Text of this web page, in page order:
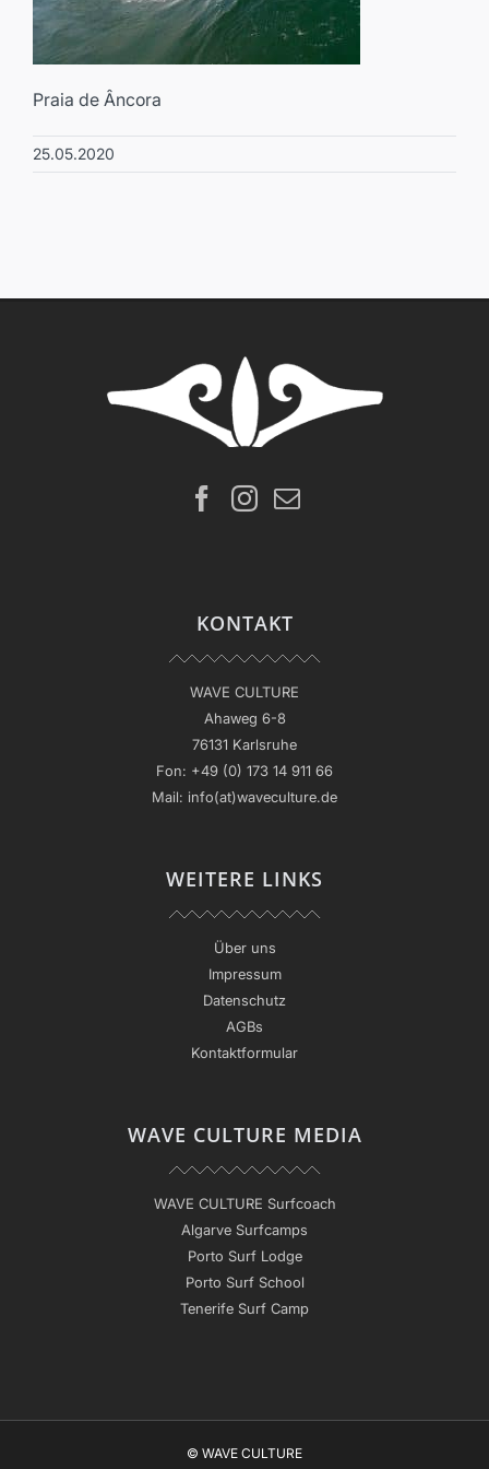
Praia de Âncora
25.05.2020
KONTAKT
WAVE CULTURE
Ahaweg 6-8
76131 Karlsruhe
Fon: +49 (0) 173 14 911 66
Mail: info(at)waveculture.de
WEITERE LINKS
Über uns
Impressum
Datenschutz
AGBs
Kontaktformular
WAVE CULTURE MEDIA
WAVE CULTURE Surfcoach
Algarve Surfcamps
Porto Surf Lodge
Porto Surf School
Tenerife Surf Camp
© WAVE CULTURE